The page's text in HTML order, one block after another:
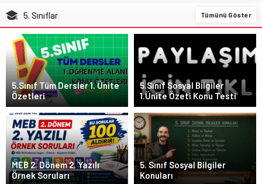
8.Sınıf Din Kültürü 5.Ünite Kur’an-ı Kerim
ve Özellikleri
8.Sınıf İnkılap Tarihi 5.Ünite Ders Notları
5. Sınıflar Tümünü Göster
5.Sınıf Tüm Dersler 1. Ünite
Özetleri
5.Sınıf Sosyal Bilgiler
1.Ünite Özeti Konu Testi
MEB 2. Dönem 2. Yazılı
Örnek Soruları
5. Sınıf Sosyal Bilgiler
Konuları